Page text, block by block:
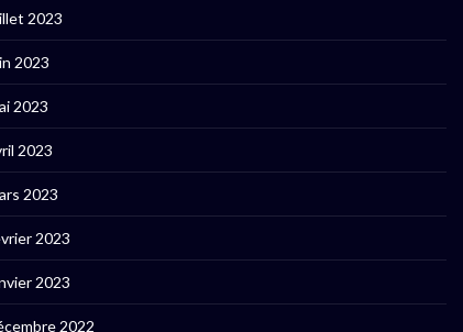
2023
2023
2023
2023
2023
2023
2023
2022